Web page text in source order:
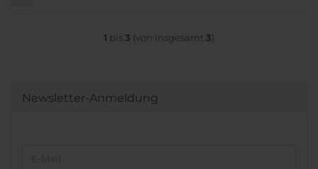
1 bis 3 (von insgesamt 3)
Newsletter-Anmeldung